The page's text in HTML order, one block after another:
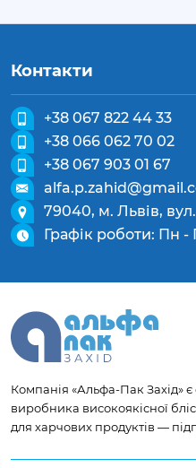
Контакти
+38 067 822 44 33
+38 066 062 70 02
+38 067 903 01 67
79040, м. Львів,
Графік роботи: Пн -
Компанія «Альфа-Пак Захід»
виробника високоякісної
для харчових продуктів —